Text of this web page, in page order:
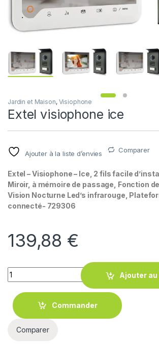
Jardin et Maison, Visiophone
Extel visiophone ice
Ajouter à la liste d’envies Comparer
Extel – Visiophone – Ice, 2 fils facile
Miroir, à mémoire de passage, Fonction
Vision Nocturne Led’s infrarouge,
connecté- 729306
139,88 €
Quantity
Ajouter
Commander
Comparer